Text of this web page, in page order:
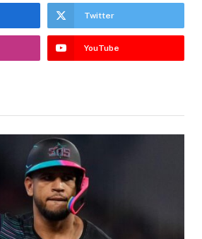
Twitter
YouTube